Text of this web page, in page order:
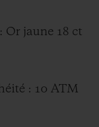
Or jaune 18 ct
: 10 ATM